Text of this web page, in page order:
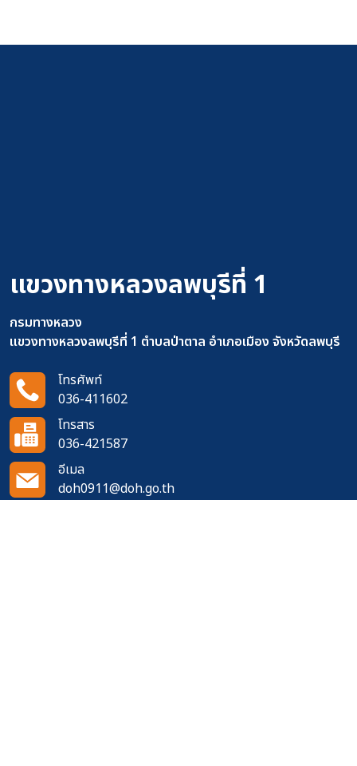
แขวงทางหลวงลพบุรีที่ 1
กรมทางหลวง
แขวงทางหลวงลพบุรีที่ 1 ตำบลป่าตาล อำเภอเมือง จังหวัดลพบุรี
โทรศัพท์
036-411602
โทรสาร
036-421587
อีเมล
doh0911@doh.go.th